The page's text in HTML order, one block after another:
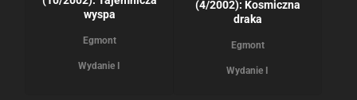
wyspa
Egmont
Wydanie I
(4/2002): Kosmiczna
draka
Egmont
Wydanie I